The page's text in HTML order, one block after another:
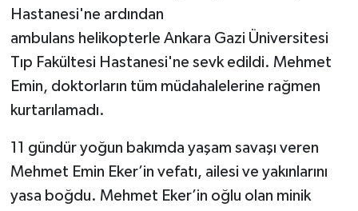
Hastanesi'ne ardından
ambulans helikopterle Ankara Gazi Üniversitesi
Tıp Fakültesi Hastanesi'ne sevk edildi. Mehmet
Emin, doktorların tüm müdahalelerine rağmen
kurtarılamadı.
11 gündür yoğun bakımda yaşam savaşı veren
Mehmet Emin Eker’in vefatı, ailesi ve yakınlarını
yasa boğdu. Mehmet Eker’in oğlu olan minik